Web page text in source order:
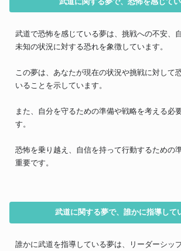
武道で恐怖を感じている夢は、挑戦への不安、
未知の状況に対する恐れを象徴しています。
この夢は、あなたが現在の状況や挑戦に対して
いることを示しています。
また、自分を守るための準備や戦略を考える必
す。
恐怖を乗り越え、自信を持って行動するための
重要です。
武道に関する夢で、誰かに指導して
誰かに武道を指導している夢は、リーダーシッ